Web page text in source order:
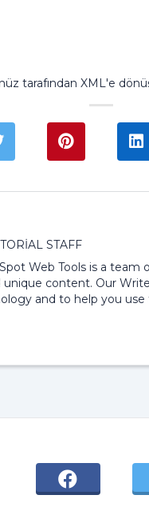
tarafından XML'e
STAFF
Web Tools is a
unique content. Our
and to help you